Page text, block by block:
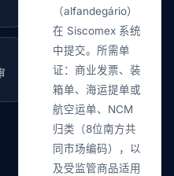
（alfandegário）
在 Siscomex 系统
中提交。所需单
证：商业发票、装
箱单、海运提单或
航空运单、NCM
归类（8位南方共
同市场编码），以
及受监管商品适用